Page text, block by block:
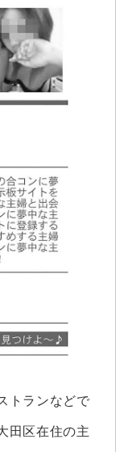
トランなどで
田区在住の主